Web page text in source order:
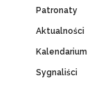
Patronaty
Aktualności
Kalendarium
Sygnaliści